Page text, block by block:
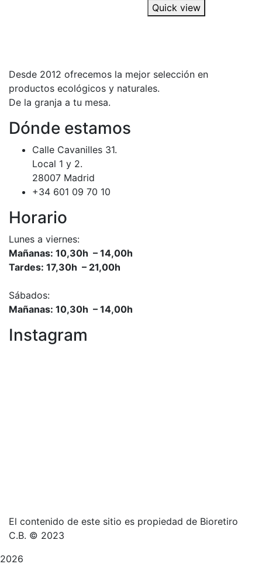
Quick view
Desde 2012 ofrecemos la mejor selección en
productos ecológicos y naturales.
De la granja a tu mesa.
Dónde estamos
Calle Cavanilles 31.
Local 1 y 2.
28007 Madrid
+34 601 09 70 10
Horario
Lunes a viernes:
Mañanas: 10,30h – 14,00h
Tardes: 17,30h – 21,00h
Sábados:
Mañanas: 10,30h – 14,00h
Instagram
El contenido de este sitio es propiedad de Bioretiro
C.B. © 2023
2026